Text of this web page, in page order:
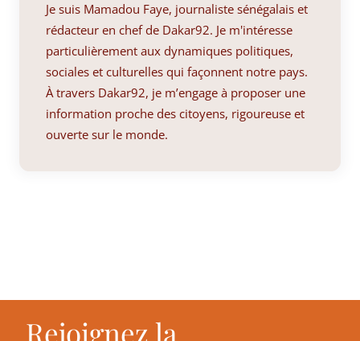
Je suis Mamadou Faye, journaliste sénégalais et
rédacteur en chef de Dakar92. Je m'intéresse
particulièrement aux dynamiques politiques,
sociales et culturelles qui façonnent notre pays.
À travers Dakar92, je m’engage à proposer une
information proche des citoyens, rigoureuse et
ouverte sur le monde.
Rejoignez la